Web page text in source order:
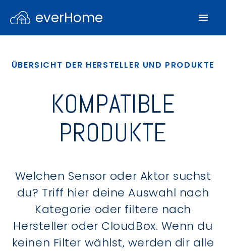
everHome
ÜBERSICHT DER HERSTELLER UND PRODUKTE
KOMPATIBLE
PRODUKTE
Welchen Sensor oder Aktor suchst
du? Triff hier deine Auswahl nach
Kategorie oder filtere nach
Hersteller oder CloudBox. Wenn du
keinen Filter wählst, werden dir alle